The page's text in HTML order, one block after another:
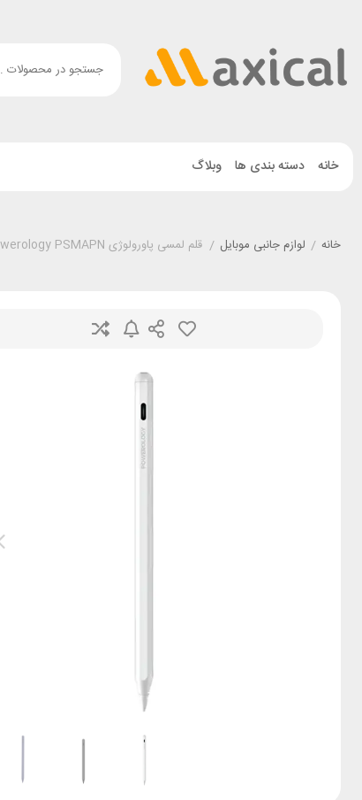
خانه دسته بندی ها وبلاگ
خانه / لوازم جانبی موبایل / قلم لمسی پاورولوژی Powerology PSMAPN مناسب آیپد